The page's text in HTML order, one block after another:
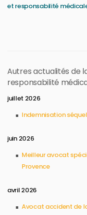
et responsabilité
Autres actualités de
responsabilité
juillet 2026
Indemnisation
juin 2026
Meilleur avocat
Provence
avril 2026
Avocat accident de